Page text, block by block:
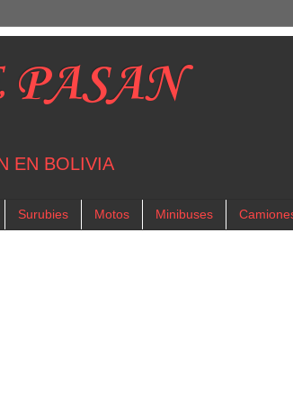
EN BOLIVIA
Surubies Motos Minibuses